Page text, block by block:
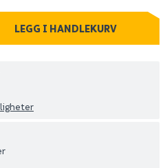
LEGG I HANDLEKURV